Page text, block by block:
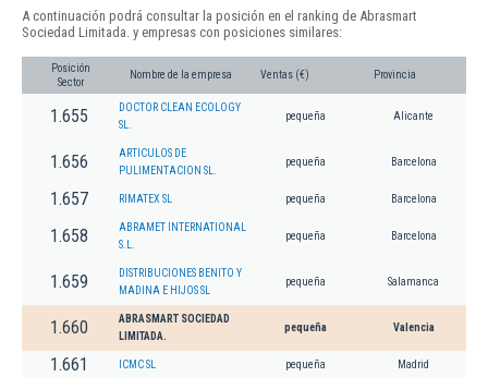
A continuación podrá consultar la posición en el ranking de Abrasmart
Sociedad Limitada. y empresas con posiciones similares:
Posición
Sector
Nombre de la empresa Ventas (€) Provincia
1.655
DOCTOR CLEAN ECOLOGY
SL.
pequeña Alicante
1.656
ARTICULOS DE
PULIMENTACION SL.
pequeña Barcelona
1.657 RIMATEX SL pequeña Barcelona
1.658
ABRAMET INTERNATIONAL
S.L.
pequeña Barcelona
1.659
DISTRIBUCIONES BENITO Y
MADINA E HIJOS SL
pequeña Salamanca
1.660
ABRASMART SOCIEDAD
LIMITADA.
pequeña Valencia
1.661 ICMC SL pequeña Madrid